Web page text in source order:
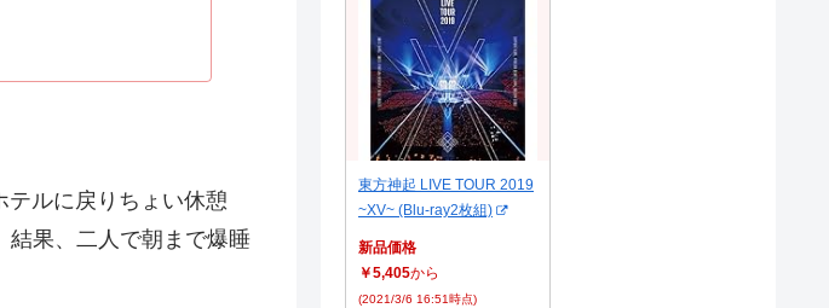
テルに戻りちょい休憩
果、二人で朝まで爆睡
東方神起 LIVE TOUR 2019
~XV~ (Blu-ray2枚組)
新品価格
￥5,405から
(2021/3/6 16:51時点)